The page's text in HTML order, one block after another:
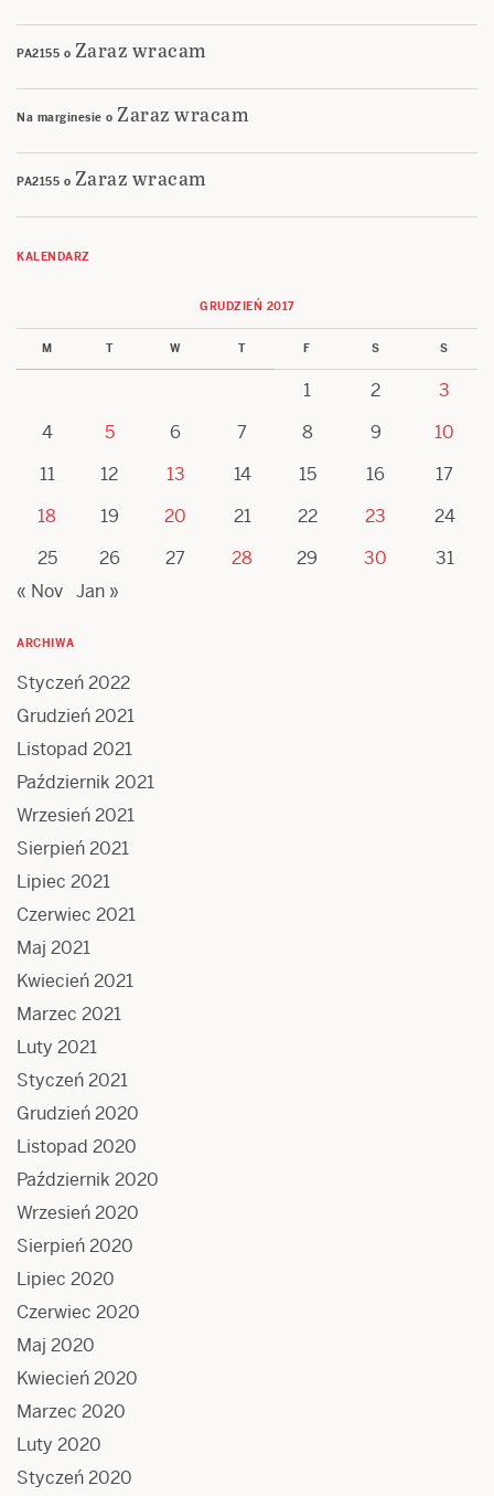
PA2155 o Zaraz wracam
Na marginesie o Zaraz wracam
PA2155 o Zaraz wracam
KALENDARZ
GRUDZIEŃ 2017
M T W T F S S
1 2
3
4
5 6 7 8 9
10
11
12 13 14 15 16
17
18
19 20 21 22 23
24
25
26 27 28 29 30
31
« Nov Jan »
ARCHIWA
Styczeń 2022
Grudzień 2021
Listopad 2021
Październik 2021
Wrzesień 2021
Sierpień 2021
Lipiec 2021
Czerwiec 2021
Maj 2021
Kwiecień 2021
Marzec 2021
Luty 2021
Styczeń 2021
Grudzień 2020
Listopad 2020
Październik 2020
Wrzesień 2020
Sierpień 2020
Lipiec 2020
Czerwiec 2020
Maj 2020
Kwiecień 2020
Marzec 2020
Luty 2020
Styczeń 2020